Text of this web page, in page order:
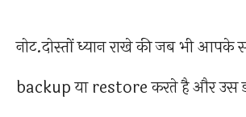
नोट.दोस्तों ध्यान राखे की जब भी आपके
backup या restore करते है और उस